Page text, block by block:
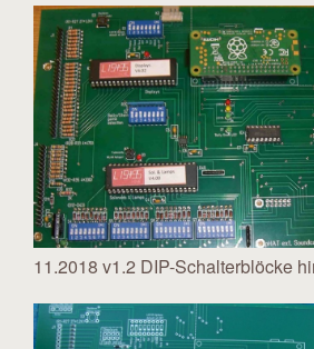
11.2018 v1.2 DIP-Schalterblöcke